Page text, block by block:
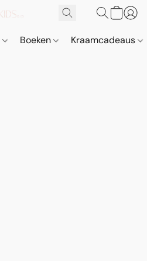
Boeken Kraamcadeaus